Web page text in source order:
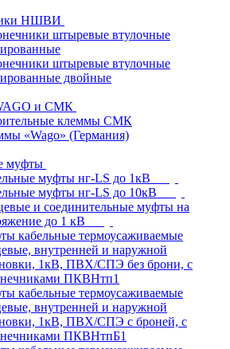
НШВИ
штыревые втулочные
штыревые втулочные
двойные
и СМК
клеммы СМК
«Wago» (Германия)
муфты
муфты нг-LS до 1кВ
муфты нг-LS до 10кВ
и соединительные муфты на
до 1 кВ
кабельные термоусаживаемые
внутренней и наружной
1кВ, ПВХ/СПЭ без брони, с
ПКВНтп1
кабельные термоусаживаемые
внутренней и наружной
1кВ, ПВХ/СПЭ с броней, с
ПКВНтпБ1